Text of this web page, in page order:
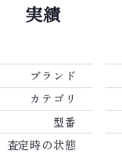
実績
ブランド
カテゴリ
型番
査定時の状態